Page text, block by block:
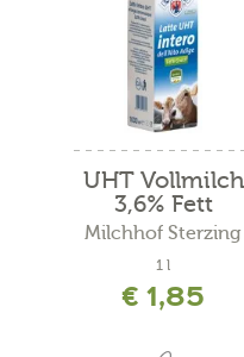
UHT Vollmilch
3,6% Fett
Milchhof Sterzing
1 l
€ 1,85